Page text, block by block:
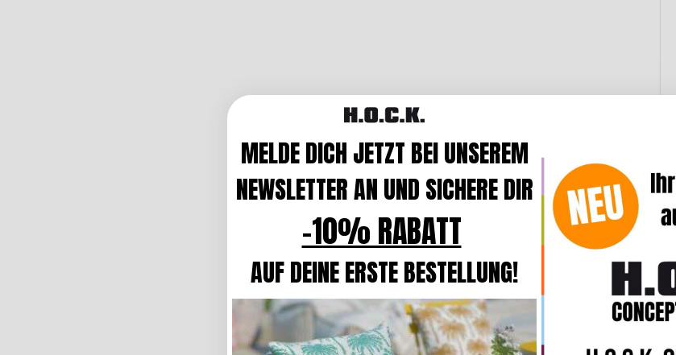
MELDE DICH JETZT BEI UNSEREM
NEWSLETTER AN UND SICHERE DIR
-10% RABATT
AUF DEINE ERSTE BESTELLUNG!